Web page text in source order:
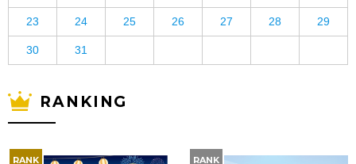
23 24 25 26 27 28 29
30 31
RANKING